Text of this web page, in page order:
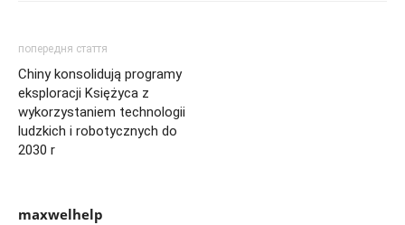
попередня стаття
Chiny konsolidują programy
eksploracji Księżyca z
wykorzystaniem technologii
ludzkich i robotycznych do
2030 r
maxwelhelp